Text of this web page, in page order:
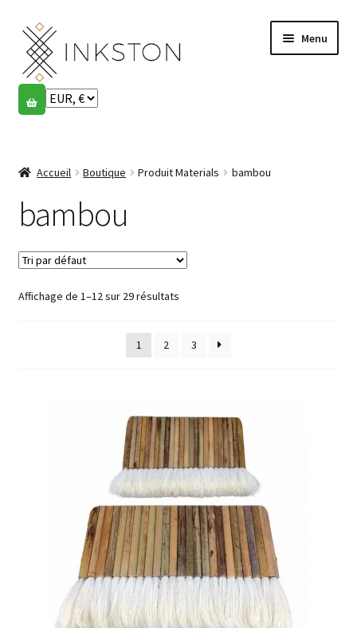
Aller
la
navigation
Aller
au
contenu
Menu
Boutique
English
Español
Français
Communauté
Accueil Boutique Produit Materials bambou
bambou
Affichage de 1–12 sur 29 résultats
1 2 3